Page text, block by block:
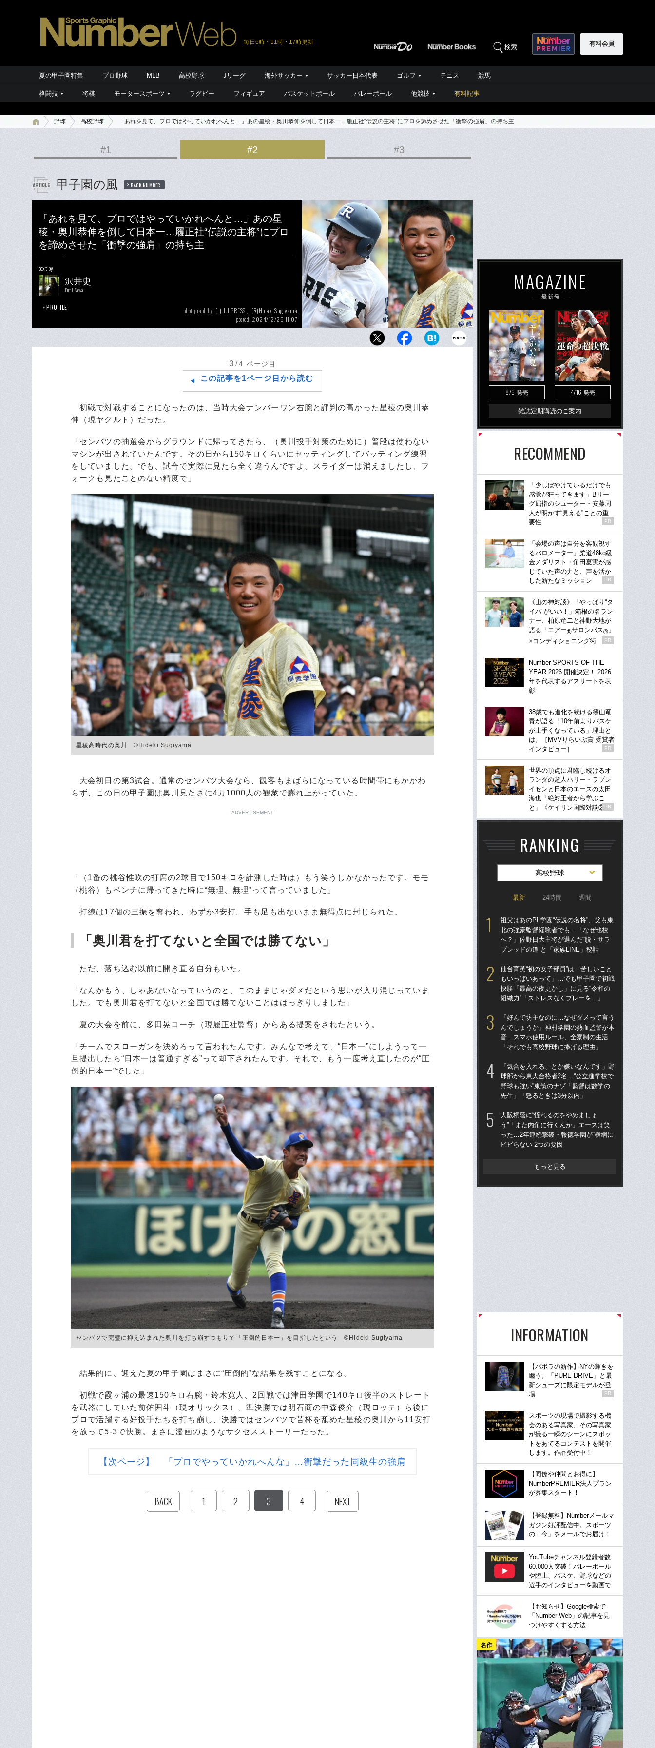
毎日6時・11時・17時更新
検索 有料会員
夏の甲子園特集 プロ野球 MLB 高校野球 Jリーグ 海外サッカー サッカー日本代表 ゴルフ テニス 競馬
格闘技 将棋 モータースポーツ ラグビー フィギュア バスケットボール バレーボール 他競技 有料記事
野球 高校野球 「あれを見て、プロではやっていかれへんと…」あの星稜・奥川恭伸を倒して日本一…履正社“伝説の主将”にプロを諦めさせた「衝撃の強肩」の持ち主
#1 #2 #3
甲子園の風 BACK NUMBER
「あれを見て、プロではやっていかれへんと…」あの星
稜・奥川恭伸を倒して日本一…履正社“伝説の主将”にプロ
を諦めさせた「衝撃の強肩」の持ち主
text by
沢井史
Fumi Sawai
PROFILE photograph by (L)JIJI PRESS、(R)Hideki Sugiyama
posted 2024/12/26 11:07
3球団競合の末、ヤクルトに入団した世代No.1投手・奥川
3 /4 ページ目
この記事を1ページ目から読む
初戦で対戦することになったのは、当時大会ナンバーワン右腕と評判の高かった星稜の奥川恭
伸（現ヤクルト）だった。
「センバツの抽選会からグラウンドに帰ってきたら、（奥川投手対策のために）普段は使わない
マシンが出されていたんです。その日から150キロくらいにセッティングしてバッティング練習
をしていました。でも、試合で実際に見たら全く違うんですよ。スライダーは消えましたし、フ
ォークも見たことのない精度で」
星稜高時代の奥川 ©︎Hideki Sugiyama
大会初日の第3試合。通常のセンバツ大会なら、観客もまばらになっている時間帯にもかかわ
らず、この日の甲子園は奥川見たさに4万1000人の観衆で膨れ上がっていた。
ADVERTISEMENT
「（1番の桃谷惟吹の打席の2球目で150キロを計測した時は）もう笑うしかなかったです。モモ
（桃谷）もベンチに帰ってきた時に“無理、無理”って言っていました」
打線は17個の三振を奪われ、わずか3安打。手も足も出ないまま無得点に封じられた。
「奥川君を打てないと全国では勝てない」
ただ、落ち込む以前に開き直る自分もいた。
「なんかもう、しゃあないなっていうのと、このままじゃダメだという思いが入り混じっていま
した。でも奥川君を打てないと全国では勝てないことははっきりしました」
夏の大会を前に、多田晃コーチ（現履正社監督）からある提案をされたという。
「チームでスローガンを決めろって言われたんです。みんなで考えて、“日本一”にしようって一
旦提出したら“日本一は普通すぎる”って却下されたんです。それで、もう一度考え直したのが“圧
倒的日本一”でした」
センバツで完璧に抑え込まれた奥川を打ち崩すつもりで「圧倒的日本一」を目指したという ©︎Hideki Sugiyama
結果的に、迎えた夏の甲子園はまさに“圧倒的”な結果を残すことになる。
初戦で霞ヶ浦の最速150キロ右腕・鈴木寛人、2回戦では津田学園で140キロ後半のストレート
を武器にしていた前佑囲斗（現オリックス）、準決勝では明石商の中森俊介（現ロッテ）ら後に
プロで活躍する好投手たちを打ち崩し、決勝ではセンバツで苦杯を舐めた星稜の奥川から11安打
を放って5-3で快勝。まさに漫画のようなサクセスストーリーだった。
【次ページ】 「プロでやっていかれへんな」…衝撃だった同級生の強肩
BACK 1 2 3 4 NEXT
MAGAZINE
最新号
8/6 発売 4/16 発売
雑誌定期購読のご案内
RECOMMEND
「少しぼやけているだけでも
感覚が狂ってきます」Bリー
グ屈指のシューター・安藤周
人が明かす“見える”ことの重
要性
PR
「会場の声は自分を客観視す
るバロメーター」柔道48kg級
金メダリスト・角田夏実が感
じていた声の力と、声を活か
した新たなミッション
PR
《山の神対談》「やっぱり“タ
イパ”がいい！」箱根の名ラン
ナー、柏原竜二と神野大地が
語る「エアー®サロンパス® 」
×コンディショニング術
PR
Number SPORTS OF THE
YEAR 2026 開催決定！ 2026
年を代表するアスリートを表
彰
38歳でも進化を続ける篠山竜
青が語る「10年前よりバスケ
が上手くなっている」理由と
は。［MVVりらいぶ賞 受賞者
インタビュー］
PR
世界の頂点に君臨し続けるオ
ランダの超人ハリー・ラブレ
イセンと日本のエースの太田
海也「絶対王者から学ぶこ
と」《ケイリン国際対談②》
PR
RANKING
高校野球
最新 24時間 週間
祖父はあのPL学園“伝説の名将”、父も東
北の強豪監督経験者でも…「なぜ他校
へ？」佐野日大主将が選んだ“脱・サラ
ブレッドの道”と「家族LINE」秘話
仙台育英“初の女子部員”は「苦しいこと
もいっぱいあって」…でも甲子園で初戦
快勝「最高の夜更かし」に見る“令和の
組織力”「ストレスなくプレーを…」
「好んで坊主なのに…なぜダメって言う
んでしょうか」神村学園の熱血監督が本
音…スマホ使用ルール、全寮制の生活
「それでも高校野球に捧げる理由」
「気合を入れる、とか嫌いなんです」野
球部から東大合格者2名…“公立進学校で
野球も強い”東筑のナゾ「監督は数学の
先生」「怒るときは3分以内」
大阪桐蔭に“憧れるのをやめましょ
う”「また内角に行くんか」エースは笑
った…2年連続撃破・報徳学園が“横綱に
ビビらない”2つの要因
もっと見る
INFORMATION
【バボラの新作】NYの輝きを
纏う。「PURE DRIVE」と最
新シューズに限定モデルが登
場
PR
スポーツの現場で撮影する機
会のある写真家、その写真家
が撮る一瞬のシーンにスポッ
トをあてるコンテストを開催
します。作品受付中！
【同僚や仲間とお得に】
NumberPREMIER法人プラン
が募集スタート！
【登録無料】Numberメールマ
ガジン好評配信中。スポーツ
の「今」をメールでお届け！
YouTubeチャンネル登録者数
60,000人突破！バレーボール
や陸上、バスケ、野球などの
選手のインタビューを動画で
【お知らせ】Google検索で
「Number Web」の記事を見
つけやすくする方法
名作